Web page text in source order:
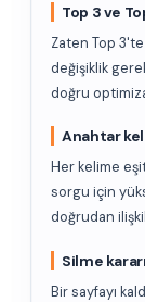
Top 3 ve
Zaten Top
değişiklik
doğru
Anahtar
Her kelime
sorgu için
doğrudan
Silme
Bir sayfayı